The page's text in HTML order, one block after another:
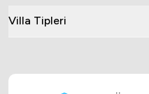
Villa Tipleri